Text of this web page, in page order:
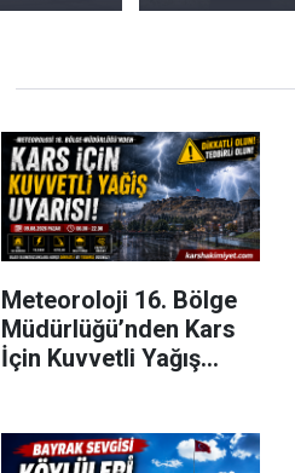
Meteoroloji 16. Bölge
Müdürlüğü’nden Kars
İçin Kuvvetli Yağış